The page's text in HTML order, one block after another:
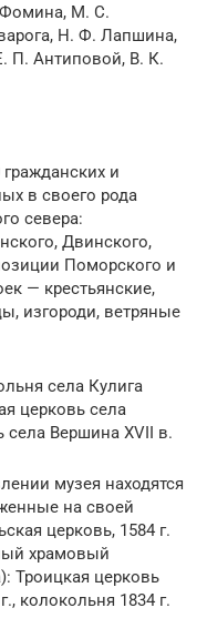
Фомина, М. С.
Н. Ф. Лапшина,
П. Антиповой, В. К.
и
в своего рода
севера:
Двинского,
Поморского и
— крестьянские,
изгороди, ветряные
села Кулига
церковь села
села Вершина XVII в.
музея находятся
на своей
церковь, 1584 г.
храмовый
Троицкая церковь
колокольня 1834 г.